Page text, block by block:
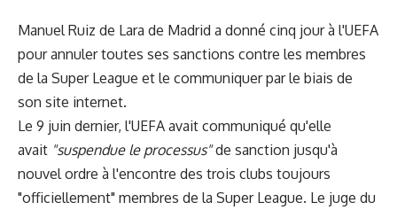
Manuel Ruiz de Lara de Madrid a donné cinq jour à l'UEFA
pour annuler toutes ses sanctions contre les membres
de la Super League et le communiquer par le biais de
son site internet.
Le 9 juin dernier, l'UEFA avait communiqué qu'elle
avait "suspendue le processus"de sanction jusqu'à
nouvel ordre à l'encontre des trois clubs toujours
"officiellement" membres de la Super League. Le juge du